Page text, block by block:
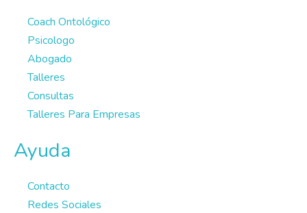
Coach Ontológico
Psicologo
Abogado
Talleres
Consultas
Talleres Para Empresas
Ayuda
Contacto
Redes Sociales